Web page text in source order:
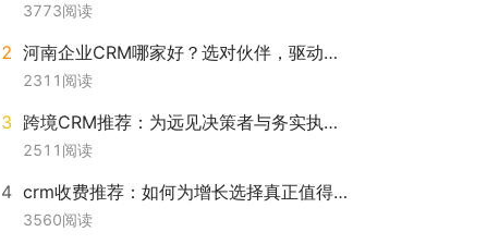
3773阅读
河南企业CRM哪家好？选对伙伴，驱动增长新引擎
2311 阅读
跨境CRM推荐：为远见决策者与务实执行者打造的全球化客户运营中枢
2511 阅读
crm收费推荐：如何为增长选择真正值得投入的CRM系统？
3560阅读